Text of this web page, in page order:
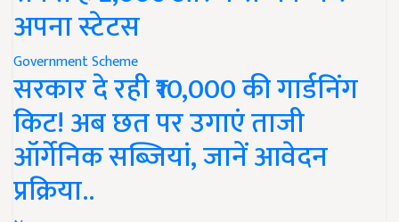
अपना स्टेटस
Government Scheme
सरकार दे रही ₹10,000 की गार्डनिंग
किट! अब छत पर उगाएं ताजी
ऑर्गेनिक सब्जियां, जानें आवेदन
प्रक्रिया..